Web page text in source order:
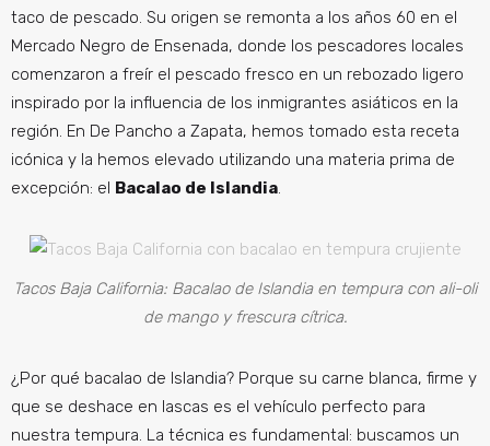
taco de pescado. Su origen se remonta a los años 60 en el
Mercado Negro de Ensenada, donde los pescadores locales
comenzaron a freír el pescado fresco en un rebozado ligero
inspirado por la influencia de los inmigrantes asiáticos en la
región. En De Pancho a Zapata, hemos tomado esta receta
icónica y la hemos elevado utilizando una materia prima de
excepción: el Bacalao de Islandia.
Tacos Baja California: Bacalao de Islandia en tempura con ali-oli
de mango y frescura cítrica.
¿Por qué bacalao de Islandia? Porque su carne blanca, firme y
que se deshace en lascas es el vehículo perfecto para
nuestra tempura. La técnica es fundamental: buscamos un